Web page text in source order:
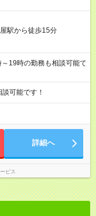
駅から徒歩15分
時の勤務も相談可能で
可能です！
詳細へ
ビス